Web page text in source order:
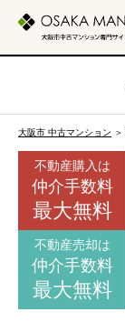
大阪市 中古マンション ＞
不動産購入は
仲介手数料
最大無料
不動産売却は
仲介手数料
最大無料